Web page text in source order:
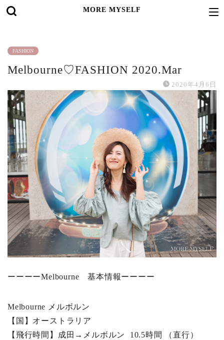
MORE MYSELF
FASHION
Melbourne♡FASHION 2020.Mar
2020年4月6日
ーーーーMelbourne 基本情報ーーーー
Melbourne メルボルン
【国】オーストラリア
【飛行時間】成田→メルボルン 10.5時間 （直行）